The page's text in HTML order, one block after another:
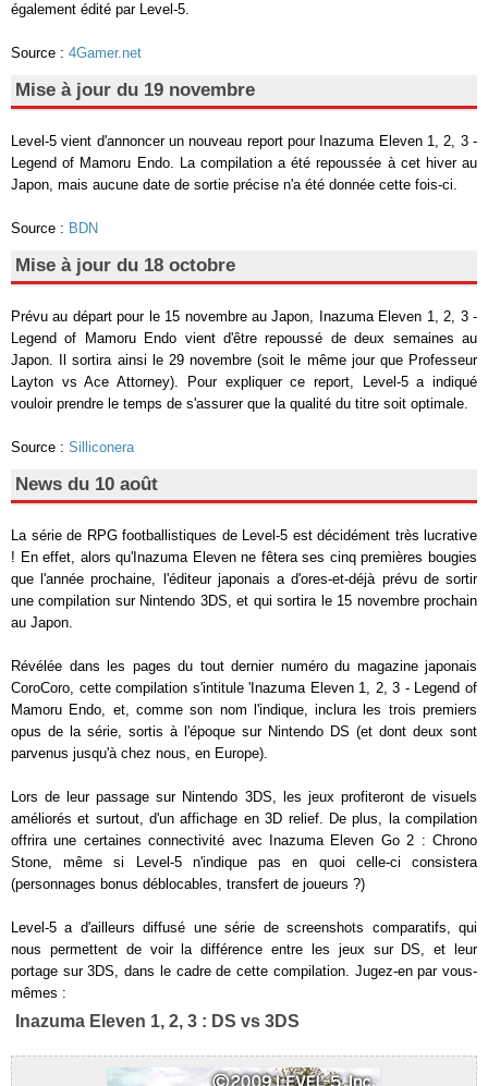
également édité par Level-5.
Source : 4Gamer.net
Mise à jour du 19 novembre
Level-5 vient d'annoncer un nouveau report pour Inazuma Eleven 1, 2, 3 -
Legend of Mamoru Endo. La compilation a été repoussée à cet hiver au
Japon, mais aucune date de sortie précise n'a été donnée cette fois-ci.
Source : BDN
Mise à jour du 18 octobre
Prévu au départ pour le 15 novembre au Japon, Inazuma Eleven 1, 2, 3 -
Legend of Mamoru Endo vient d'être repoussé de deux semaines au
Japon. Il sortira ainsi le 29 novembre (soit le même jour que Professeur
Layton vs Ace Attorney). Pour expliquer ce report, Level-5 a indiqué
vouloir prendre le temps de s'assurer que la qualité du titre soit optimale.
Source : Silliconera
News du 10 août
La série de RPG footballistiques de Level-5 est décidément très lucrative
! En effet, alors qu'Inazuma Eleven ne fêtera ses cinq premières bougies
que l'année prochaine, l'éditeur japonais a d'ores-et-déjà prévu de sortir
une compilation sur Nintendo 3DS, et qui sortira le 15 novembre prochain
au Japon.
Révélée dans les pages du tout dernier numéro du magazine japonais
CoroCoro, cette compilation s'intitule 'Inazuma Eleven 1, 2, 3 - Legend of
Mamoru Endo, et, comme son nom l'indique, inclura les trois premiers
opus de la série, sortis à l'époque sur Nintendo DS (et dont deux sont
parvenus jusqu'à chez nous, en Europe).
Lors de leur passage sur Nintendo 3DS, les jeux profiteront de visuels
améliorés et surtout, d'un affichage en 3D relief. De plus, la compilation
offrira une certaines connectivité avec Inazuma Eleven Go 2 : Chrono
Stone, même si Level-5 n'indique pas en quoi celle-ci consistera
(personnages bonus déblocables, transfert de joueurs ?)
Level-5 a d'ailleurs diffusé une série de screenshots comparatifs, qui
nous permettent de voir la différence entre les jeux sur DS, et leur
portage sur 3DS, dans le cadre de cette compilation. Jugez-en par vous-
mêmes :
Inazuma Eleven 1, 2, 3 : DS vs 3DS